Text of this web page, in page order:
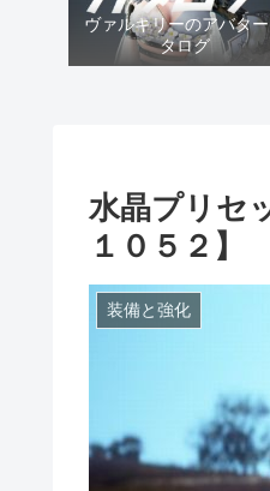
ヴァルキリーのアバター
タログ
水晶プリセ
１０５２】
装備と強化